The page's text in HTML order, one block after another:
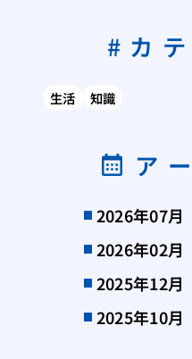
カ
生活 知識
ア
2026年07月
2026年02月
2025年12月
2025年10月